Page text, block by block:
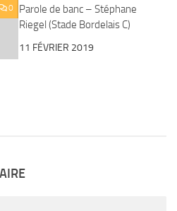
0
Parole de banc – Stéphane
Riegel (Stade Bordelais C)
11 FÉVRIER 2019